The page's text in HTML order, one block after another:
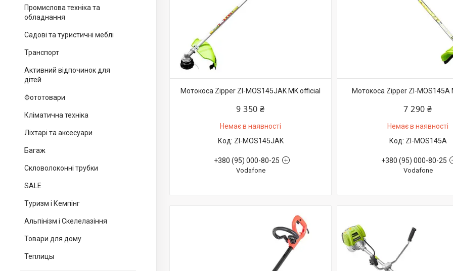
Промислова техніка та
обладнання
Садові та туристичні меблі
Транспорт
Активний відпочинок для
дітей
Фототовари
Кліматична техніка
Ліхтарі та аксесуари
Багаж
Скловолоконні трубки
SALE
Туризм і Кемпінг
Альпінізм і Скелелазіння
Товари для дому
Теплицы
Мотокоса Zipper ZI-MOS145JAK MK official
9 350 ₴
Немає в наявності
ZI-MOS145JAK
+380 (95) 000-80-25
Vodafone
Мотокоса Zipper ZI-MOS145A
7 290 ₴
Немає в наявності
ZI-MOS145A
+380 (95) 000-80-25
Vodafone